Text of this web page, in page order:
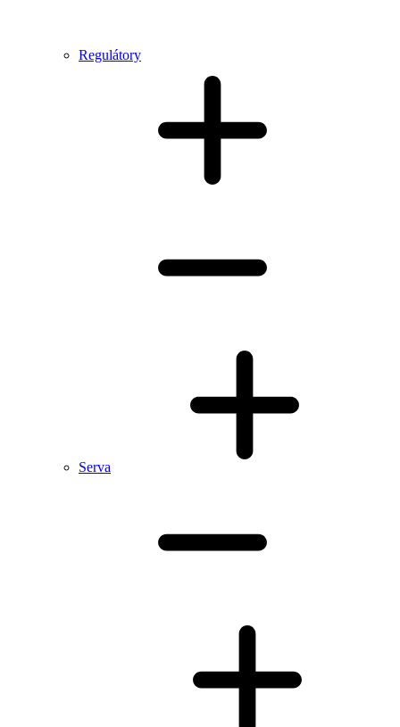
Regulátory
Serva